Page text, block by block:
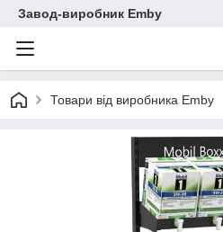
Завод-виробник Emby
Товари від виробника Emby